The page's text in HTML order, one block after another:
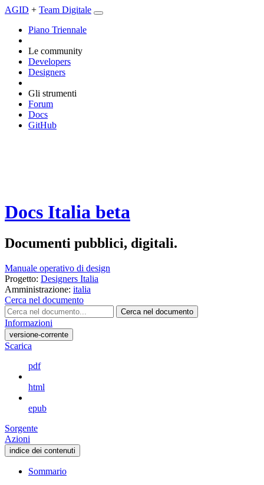
AGID + Team Digitale
Piano Triennale
Le community
Developers
Designers
Gli strumenti
Forum
Docs
GitHub
Docs Italia beta
Documenti pubblici, digitali.
Manuale operativo di design
Progetto: Designers Italia
Amministrazione: italia
Cerca nel documento
Cerca nel documento
Informazioni
versione-corrente
Scarica
pdf
html
epub
Sorgente
Azioni
indice dei contenuti
Sommario